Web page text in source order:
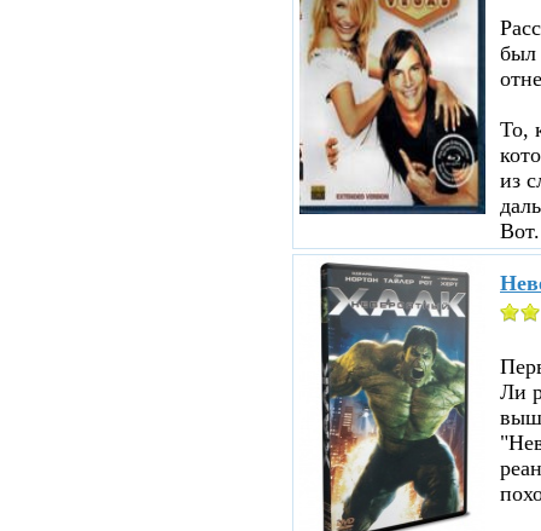
был
То,
из
Ли